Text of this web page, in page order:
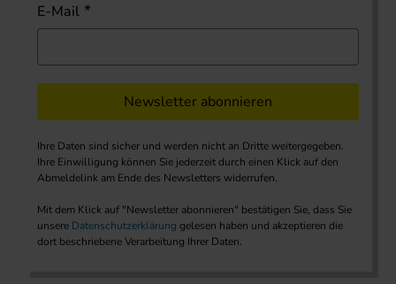
E-Mail
Newsletter abonnieren
Ihre Daten sind sicher und werden nicht an Dritte weitergegeben.
Ihre Einwilligung können Sie jederzeit durch einen Klick auf den
Abmeldelink am Ende des Newsletters widerrufen.
Mit dem Klick auf "Newsletter abonnieren" bestätigen Sie, dass Sie
unsere Datenschutzerklärung gelesen haben und akzeptieren die
dort beschriebene Verarbeitung Ihrer Daten.